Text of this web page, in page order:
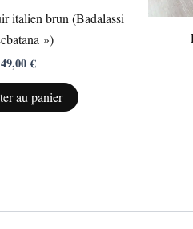
italien brun (Badalassi
»)
49,00€
au panier